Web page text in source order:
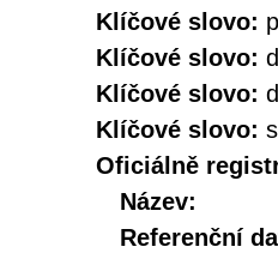
Klíčové slovo:
Klíčové slovo:
Klíčové slovo:
Klíčové slovo:
Oficiálně
Název:
Referenční